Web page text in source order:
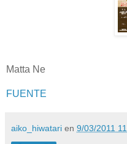
Matta Ne
FUENTE
aiko_hiwatari en 9/03/2011